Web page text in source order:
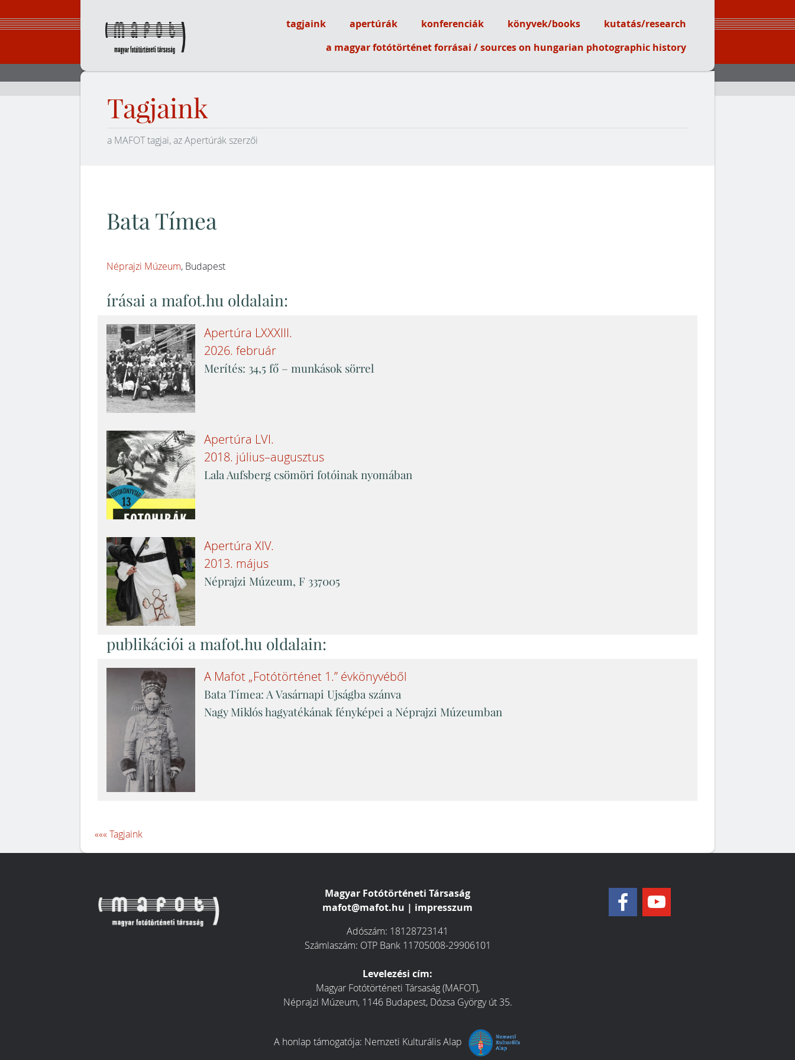
a
Magyar Fotótörténeti Társaság
tagjaink apertúrák konferenciák könyvek/books
kutatás/research
a magyar fotótörténet forrásai / sources on hungarian photographic history
Tagjaink
a MAFOT tagjai, az Apertúrák szerzői
Bata Tímea
Néprajzi Múzeum, Budapest
írásai a mafot.hu oldalain:
Apertúra LXXXIII.
2026. február
Merítés: 34,5 fő – munkások sörrel
Apertúra LVI.
2018. július–augusztus
Lala Aufsberg csömöri fotóinak nyomában
Apertúra XIV.
2013. május
Néprajzi Múzeum, F 337005
publikációi a mafot.hu oldalain:
A Mafot „Fotótörténet 1.” évkönyvéből
Bata Tímea: A Vasárnapi Ujságba szánva
Nagy Miklós hagyatékának fényképei a Néprajzi Múzeumban
««« Tagjaink
Magyar Fotótörténeti Társaság
mafot@mafot.hu | impresszum
Adószám: 18128723141
Számlaszám: OTP Bank 11705008-29906101
Levelezési cím:
Magyar Fotótörténeti Társaság (MAFOT),
Néprajzi Múzeum, 1146 Budapest, Dózsa György út 35.
A honlap támogatója: Nemzeti Kulturális Alap